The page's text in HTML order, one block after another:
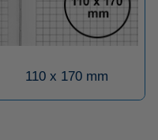
110 x 170 mm